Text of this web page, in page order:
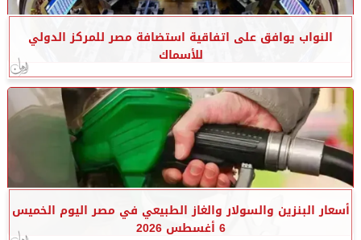
النواب يوافق على اتفاقية استضافة مصر للمركز الدولي
للأسماك
أسعار البنزين والسولار والغاز الطبيعي في مصر اليوم الخميس
6 أغسطس 2026